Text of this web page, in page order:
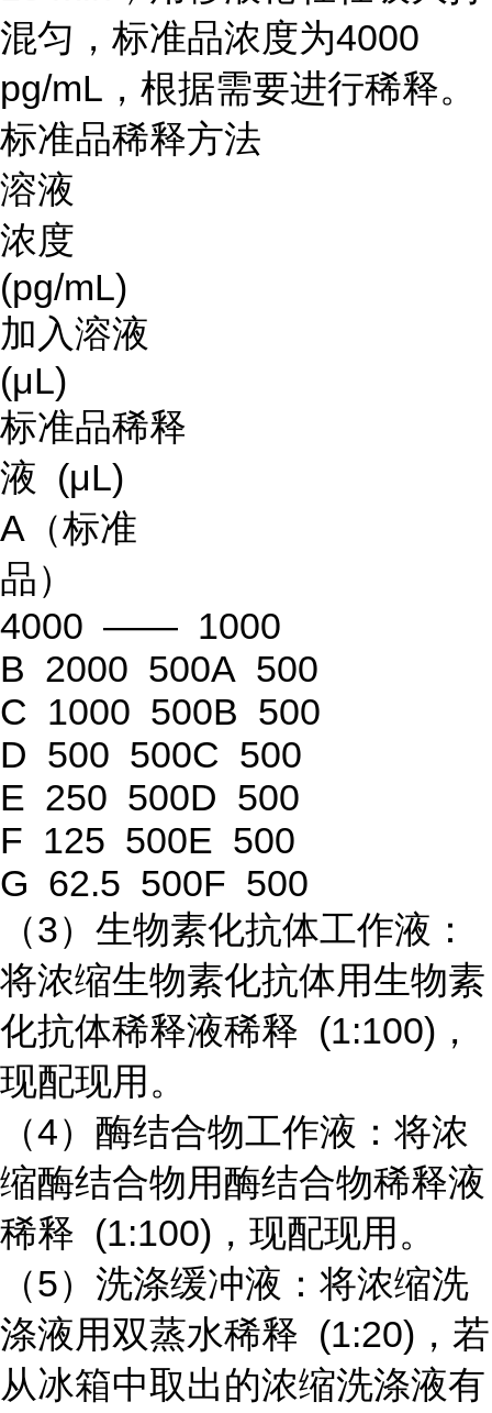
混匀，标准品浓度为4000
pg/mL，根据需要进行稀释。
标准品稀释方法
溶液
浓度
(pg/mL)
加入溶液
(μL)
标准品稀释
液 (μL)
A（标准
品）
4000 —— 1000
B 2000 500A 500
C 1000 500B 500
D 500 500C 500
E 250 500D 500
F 125 500E 500
G 62.5 500F 500
（3）生物素化抗体工作液：
将浓缩生物素化抗体用生物素
化抗体稀释液稀释 (1:100)，
现配现用。
（4）酶结合物工作液：将浓
缩酶结合物用酶结合物稀释液
稀释 (1:100)，现配现用。
（5）洗涤缓冲液：将浓缩洗
涤液用双蒸水稀释 (1:20)，若
从冰箱中取出的浓缩洗涤液有